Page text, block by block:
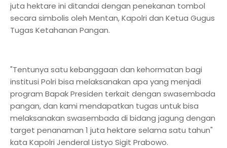
juta hektare ini ditandai dengan penekanan tombol
secara simbolis oleh Mentan, Kapolri dan Ketua Gugus
Tugas Ketahanan Pangan.
"Tentunya satu kebanggaan dan kehormatan bagi
institusi Polri bisa melaksanakan apa yang menjadi
program Bapak Presiden terkait dengan swasembada
pangan, dan kami mendapatkan tugas untuk bisa
melaksanakan swasembada di bidang jagung dengan
target penanaman 1 juta hektare selama satu tahun"
kata Kapolri Jenderal Listyo Sigit Prabowo.